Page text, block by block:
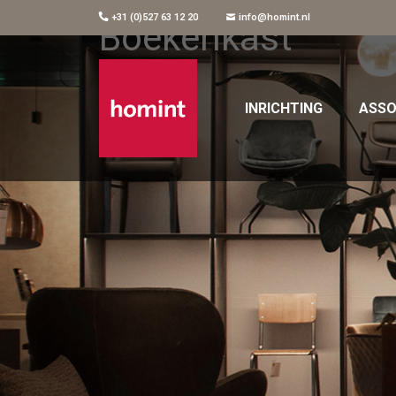
+31 (0)527 63 12 20 info@homint.nl
INRICHTING
Boekenkast